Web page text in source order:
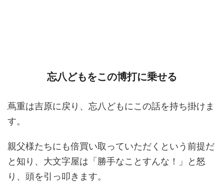
忘八どもをこの博打に乗せる
蔦重は吉原に戻り、忘八どもにこの話を持ち掛けま
す。
親父様たちにも倍買い取っていただくという前提だ
と知り、大文字屋は「勝手なことすんな！」と怒
り、頭を引っ叩きます。